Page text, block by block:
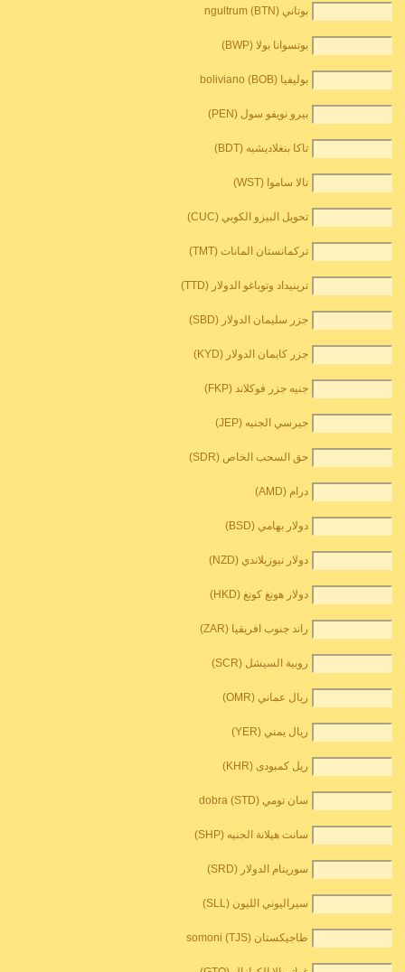
بوتاني ngultrum (BTN)
بوتسوانا بولا (BWP)
بوليفيا boliviano (BOB)
بيرو نويفو سول (PEN)
تاكا بنغلاديشيه (BDT)
تالا ساموا (WST)
تحويل البيزو الكوبي (CUC)
تركمانستان المانات (TMT)
ترينيداد وتوباغو الدولار (TTD)
جزر سليمان الدولار (SBD)
جزر كايمان الدولار (KYD)
جنيه جزر فوكلاند (FKP)
جيرسي الجنيه (JEP)
حق السحب الخاص (SDR)
درام (AMD)
دولار بهامي (BSD)
دولار نيوزيلاندي (NZD)
دولار هونغ كونغ (HKD)
راند جنوب افريقيا (ZAR)
روبية السيشل (SCR)
ريال عماني (OMR)
ريال يمني (YER)
ريل كمبودى (KHR)
سان تومي dobra (STD)
سانت هيلانة الجنيه (SHP)
سورينام الدولار (SRD)
سيراليوني الليون (SLL)
طاجيكستان somoni (TJS)